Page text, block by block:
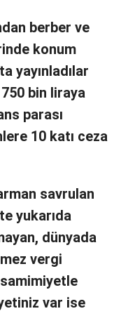
berber ve
konum
yayınladılar
bin liraya
parası
10 katı ceza
savrulan
yukarıda
dünyada
vergi
var ise